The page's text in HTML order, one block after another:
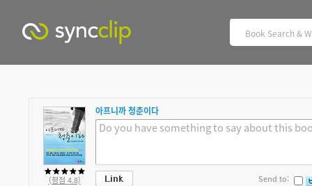
아프니까 청춘이다
Send to:
(평점 4.8)